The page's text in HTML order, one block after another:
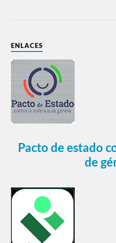
ENLACES
Pacto de estado
de